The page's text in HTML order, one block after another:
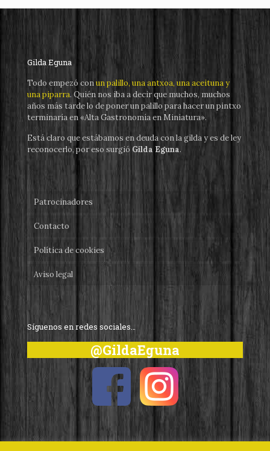
Gilda Eguna
Todo empezó conun palillo, una antxoa, una aceituna y
una piparra. Quién nos iba a decir que muchos, muchos
años más tarde lo de poner un palillo para hacer un pintxo
terminaría en «Alta Gastronomía en Miniatura».
Está claro que estábamos en deuda con la gilda y es de ley
reconocerlo, por eso surgió Gilda Eguna.
Patrocinadores
Contacto
Política de cookies
Aviso legal
Síguenos en redes sociales…
@GildaEguna